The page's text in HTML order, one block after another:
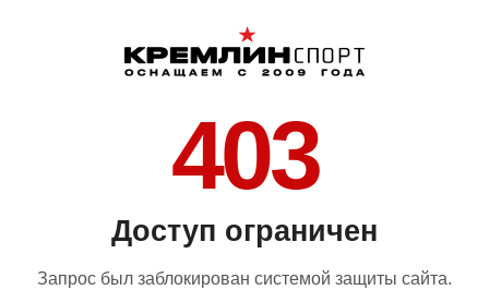
403
Доступ ограничен
Запрос был заблокирован системой защиты сайта.